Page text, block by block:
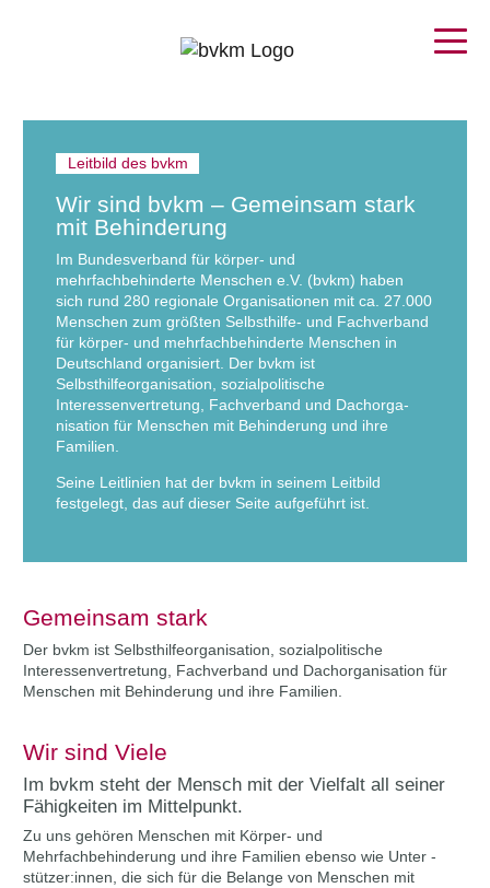
Leitbild des bvkm
Wir sind bvkm – Gemeinsam stark
mit Behinderung
Im Bundesverband für körper- und
mehrfachbehinderte Menschen e.V. (bvkm) haben
sich rund 280 regionale Organisationen mit ca. 27.000
Menschen zum größten Selbsthilfe- und Fachverband
für körper- und mehrfachbehinderte Menschen in
Deutschland organisiert. Der bvkm ist
Selbsthilfeorganisation, sozialpolitische
Interessenvertretung, Fachverband und Dachorga­
nisation für Menschen mit Behinderung und ihre
Familien.
Seine Leitlinien hat der bvkm in seinem Leitbild
festgelegt, das auf dieser Seite aufgeführt ist.
Gemeinsam stark
Der bvkm ist Selbsthilfeorganisation, sozialpolitische
Interessenvertretung, Fachverband und Dachorga­nisation für
Menschen mit Behinderung und ihre Familien.
Wir sind Viele
Im bvkm steht der Mensch mit der Vielfalt all seiner
Fähigkeiten im Mittelpunkt.
Zu uns gehören Menschen mit Körper- und
Mehrfachbehinderung und ihre Familien ebenso wie Unter ­
stützer:innen, die sich für die Belange von Menschen mit